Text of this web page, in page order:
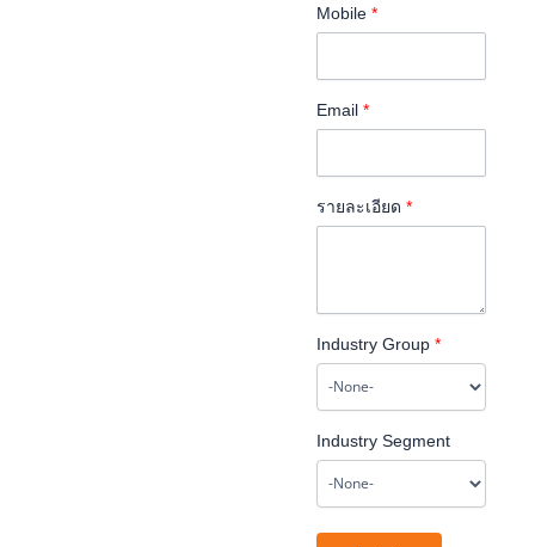
Mobile *
Email *
รายละเอียด *
Industry Group *
Industry Segment